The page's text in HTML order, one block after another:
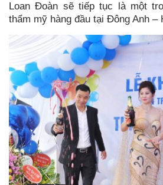
Loan Đoàn sẽ tiếp tục là một
thẩm mỹ hàng đầu tại Đông Anh –